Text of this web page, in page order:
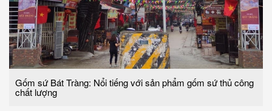
Gốm sứ Bát Tràng: Nổi tiếng với sản phẩm gốm sứ thủ công
chất lượng